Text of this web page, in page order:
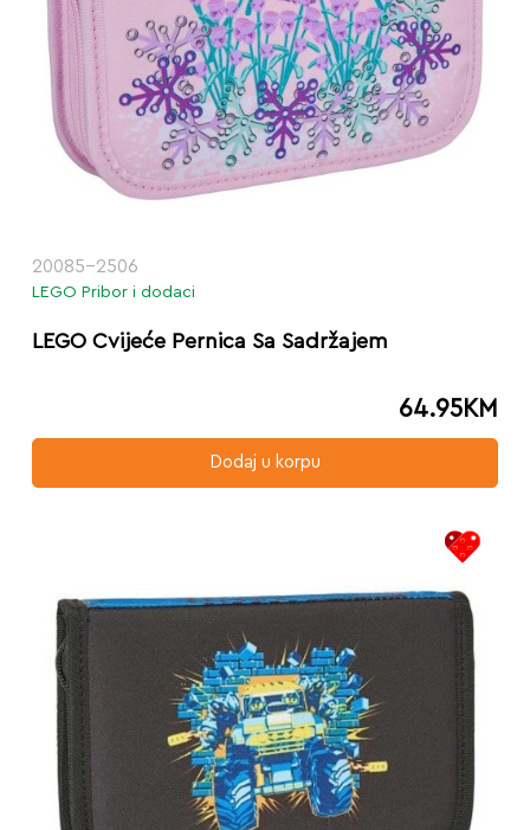
20085-2506
LEGO Pribor i dodaci
LEGO Cvijeće Pernica Sa Sadržajem
64.95KM
Dodaj u korpu